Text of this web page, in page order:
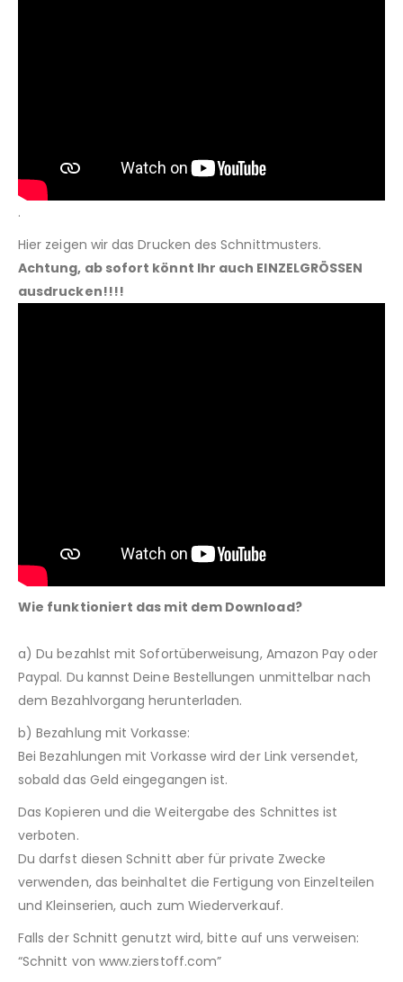
.
Hier zeigen wir das Drucken des Schnittmusters.
Achtung, ab sofort könnt Ihr auch EINZELGRÖSSEN
ausdrucken!!!!
Wie funktioniert das mit dem Download?
a) Du bezahlst mit Sofortüberweisung, Amazon Pay oder
Paypal. Du kannst Deine Bestellungen unmittelbar nach
dem Bezahlvorgang herunterladen.
b) Bezahlung mit Vorkasse:
Bei Bezahlungen mit Vorkasse wird der Link versendet,
sobald das Geld eingegangen ist.
Das Kopieren und die Weitergabe des Schnittes ist
verboten.
Du darfst diesen Schnitt aber für private Zwecke
verwenden, das beinhaltet die Fertigung von Einzelteilen
und Kleinserien, auch zum Wiederverkauf.
Falls der Schnitt genutzt wird, bitte auf uns verweisen:
“Schnitt von www.zierstoff.com”